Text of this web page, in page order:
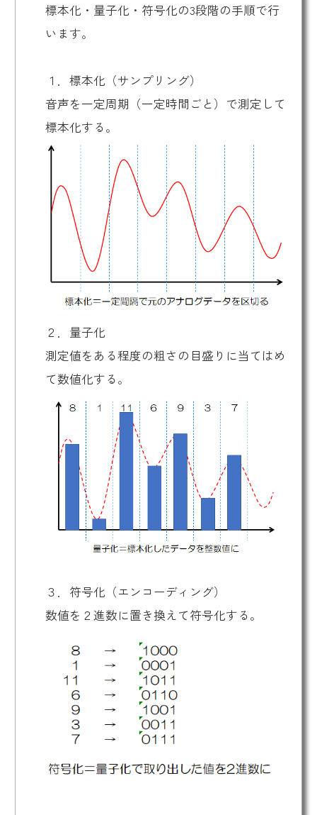
標本化・量子化・符号化の3段階の手順で行
います。
１．標本化（サンプリング）
音声を一定周期（一定時間ごと）で測定して
標本化する。
２．量子化
測定値をある程度の粗さの目盛りに当てはめ
て数値化する。
３．符号化（エンコーディング）
数値を２進数に置き換えて符号化する。